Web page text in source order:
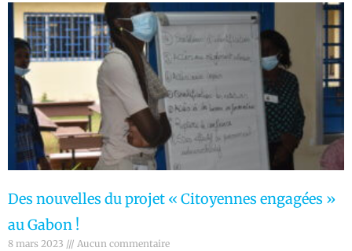
Des nouvelles du projet « Citoyennes engagées »
au Gabon !
8 mars 2023 Aucun commentaire